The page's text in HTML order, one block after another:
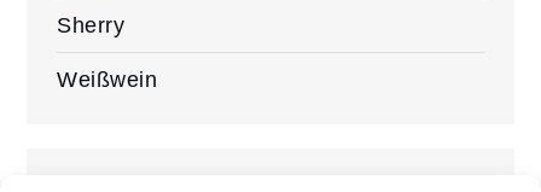
Sherry
Weißwein